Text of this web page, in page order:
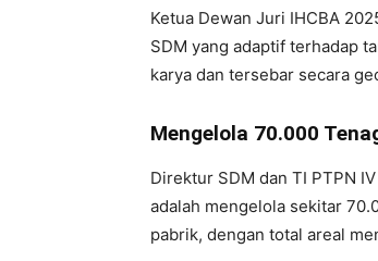
Ketua Dewan Juri IHCBA
SDM yang adaptif terhadap
karya dan tersebar secara
Mengelola 70.000
Direktur SDM dan TI PTPN
adalah mengelola sekitar
pabrik, dengan total areal